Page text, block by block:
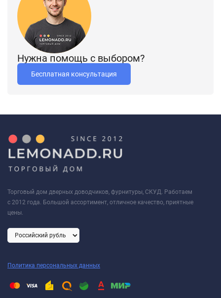
Нужна помощь с выбором?
Бесплатная консультация
Торговый дом дверных доводчиков, фурнитуры, СКУД. Работаем
с 2012 года. Большой ассортимент, отличное качество, приятные
цены.
Политика персональных данных